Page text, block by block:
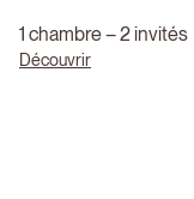
1 chambre – 2 invités
Découvrir